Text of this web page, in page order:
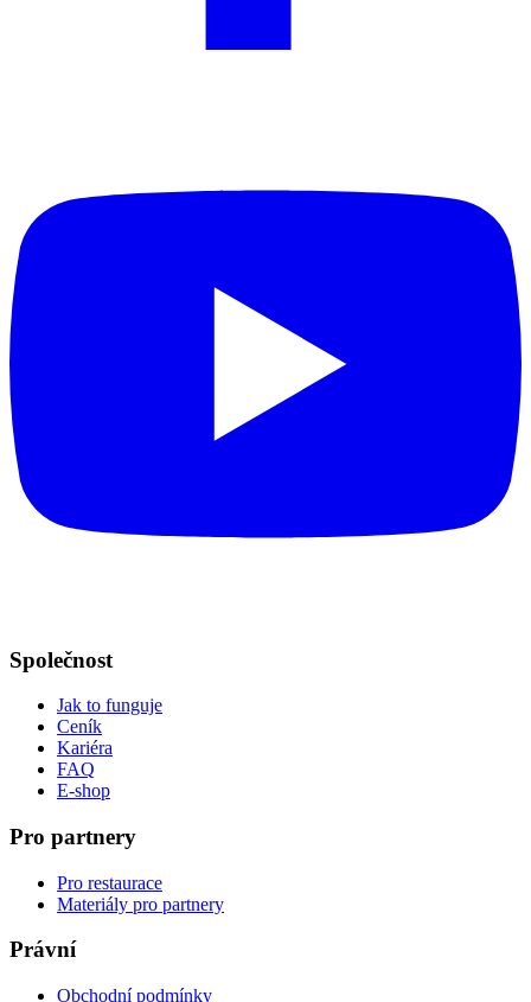
Společnost
Jak to funguje
Ceník
Kariéra
FAQ
E-shop
Pro partnery
Pro restaurace
Materiály pro partnery
Právní
Obchodní podmínky